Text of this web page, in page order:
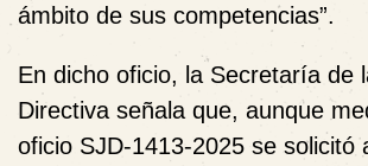
ámbito de sus competencias”.
En dicho oficio, la Secretaría de
Directiva señala que, aunque
oficio SJD-1413-2025 se solicitó